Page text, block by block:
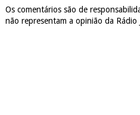
Os comentários são de
não representam a opinião da Rádio